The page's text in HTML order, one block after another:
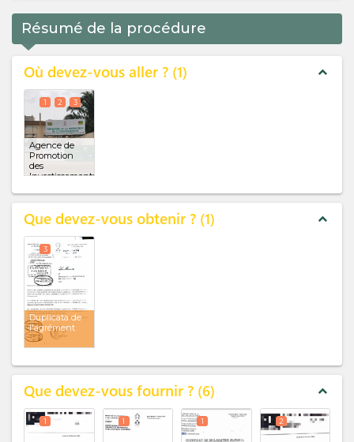
Résumé de la procédure
Où devez-vous aller ? 1 expand_less
Agence de
Promotion
des
Investissements
franche(x 3)
1 2 3
Que devez-vous obtenir ? 1 expand_less
Duplicata de
l'agrément
3
Que devez-vous fournir ? 6 expand_less
1 1 1 2